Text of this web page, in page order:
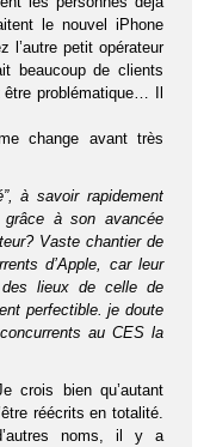
le nouvel iPhone
l’autre petit opérateur
beaucoup de clients
problématique… Il
change avant très
à savoir rapidement
à son avancée
Vaste chantier de
d’Apple, car leur
des lieux de celle de
perfectible. je doute
au CES la
crois bien qu’autant
réécrits en totalité.
noms, il y a